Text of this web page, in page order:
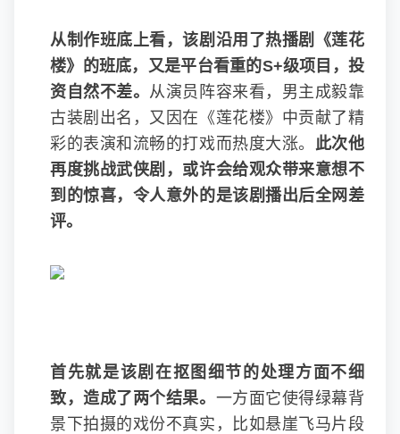
从制作班底上看，该剧沿用了热播剧《莲花
楼》的班底，又是平台看重的S+级项目，投
资自然不差。 从演员阵容来看，男主成毅靠
古装剧出名，又因在《莲花楼》中贡献了精
彩的表演和流畅的打戏而热度大涨。 此次他
再度挑战武侠剧，或许会给观众带来意想不
到的惊喜，令人意外的是该剧播出后全网差
评。
首先就是该剧在抠图细节的处理方面不细
致，造成了两个结果。 一方面它使得绿幕背
景下拍摄的戏份不真实，比如悬崖飞马片段